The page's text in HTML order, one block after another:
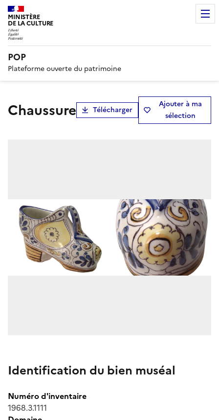
MINISTÈRE
DE LA CULTURE
POP
Plateforme ouverte du patrimoine
chaussure Télécharger
Ajouter à ma
sélection
Identification du bien muséal
Numéro d'inventaire
1968.3.1111